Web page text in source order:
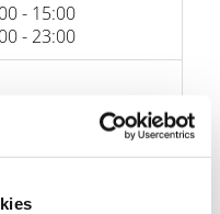
- 15:00
- 23:00
Öffnungszeiten von Google